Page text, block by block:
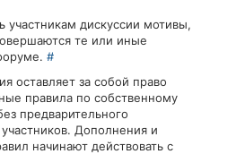
участникам дискуссии мотивы,
те или иные
#
оставляет за собой право
правила по собственному
предварительного
Дополнения и
начинают действовать с